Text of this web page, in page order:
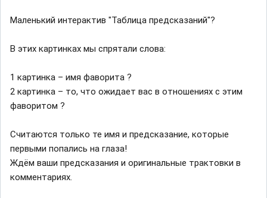
Маленький интерактив "Таблица предсказаний"?
В этих картинках мы спрятали слова:
1 картинка – имя фаворита ?
2 картинка – то, что ожидает вас в отношениях с этим
фаворитом ?
Считаются только те имя и предсказание, которые
первыми попались на глаза!
Ждём ваши предсказания и оригинальные трактовки в
комментариях.